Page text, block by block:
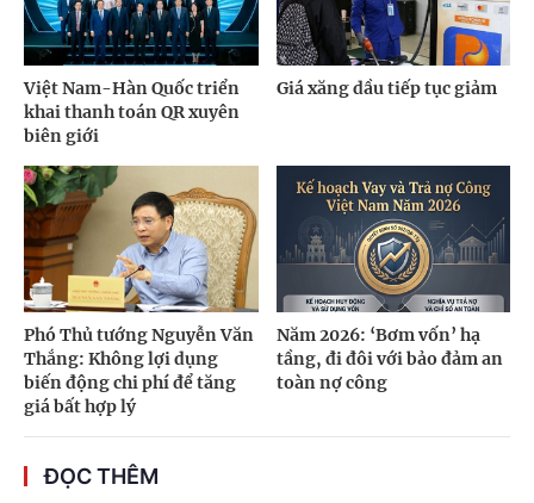
Việt Nam-Hàn Quốc triển
khai thanh toán QR xuyên
biên giới
Giá xăng dầu tiếp tục giảm
Phó Thủ tướng Nguyễn Văn
Thắng: Không lợi dụng
biến động chi phí để tăng
giá bất hợp lý
Năm 2026: ‘Bơm vốn’ hạ
tầng, đi đôi với bảo đảm an
toàn nợ công
ĐỌC THÊM